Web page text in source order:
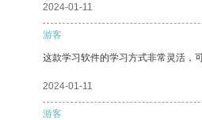
2024-01-11
游客
这款学习软件的学习方式非常灵活，
2024-01-11
游客